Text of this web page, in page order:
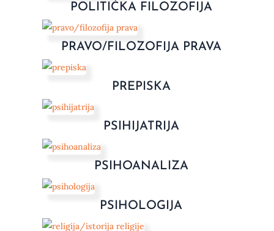
POLITIČKA FILOZOFIJA
PRAVO/FILOZOFIJA PRAVA
PREPISKA
PSIHIJATRIJA
PSIHOANALIZA
PSIHOLOGIJA